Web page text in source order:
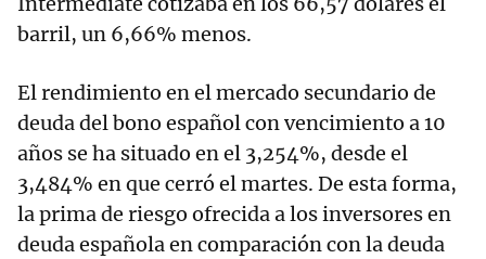
barril, un 6,66% menos.
El rendimiento en el mercado secundario de
deuda del bono español con vencimiento a 10
años se ha situado en el 3,254%, desde el
3,484% en que cerró el martes. De esta forma,
la prima de riesgo ofrecida a los inversores en
deuda española en comparación con la deuda